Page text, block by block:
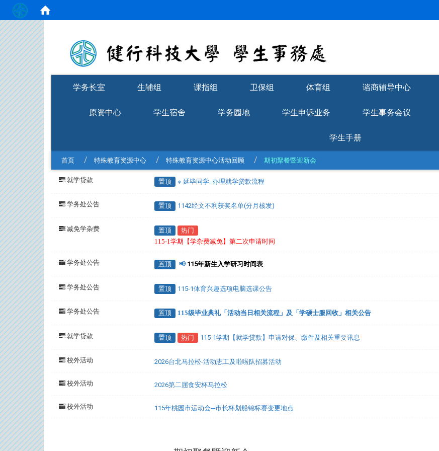
学务长室 生辅组 课指组 卫保组 体育组 谘商辅导中心
原资中心 学生宿舍 学务园地 学生申诉业务 学生事务会议
学生手册
首页 特殊教育资源中心 特殊教育资源中心活动回顾 期初聚餐暨迎新会
就学贷款 置顶 ※ 延毕同学_办理就学贷款流程
学务处公告 置顶 1142经文不利获奖名单(分月核发)
减免学杂费 置顶
热门
115-1学期【学杂费减免】第二次申请时间
学务处公告 置顶 📢115年新生入学研习时间表
学务处公告 置顶 115-1体育兴趣选项电脑选课公告
学务处公告 置顶 115级毕业典礼「活动当日相关流程」及「学硕士服回收」相关公告
就学贷款 置顶 热门 115-1学期【就学贷款】申请对保、缴件及相关重要讯息
校外活动 2026台北马拉松-活动志工及啦啦队招募活动
校外活动 2026第二届食安杯马拉松
校外活动 115年桃园市运动会─市长杯划船锦标赛变更地点